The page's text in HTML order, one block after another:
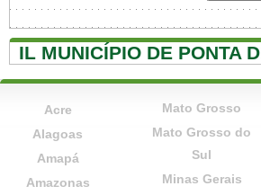
IL MUNICÍPIO DE PONTA
Acre
Alagoas
Amapá
Amazonas
Mato Grosso
Mato Grosso do
Sul
Minas Gerais